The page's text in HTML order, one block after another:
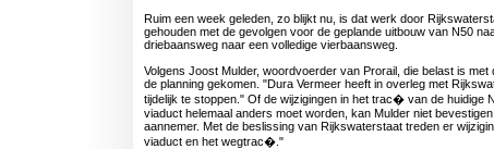
Ruim een week geleden, zo blijkt nu, is dat werk door
gehouden met de gevolgen voor de geplande uitbouw van N50
driebaansweg naar een volledige vierbaansweg.
Volgens Joost Mulder, woordvoerder van Prorail, die belast is
de planning gekomen. "Dura Vermeer heeft in overleg met
tijdelijk te stoppen." Of de wijzigingen in het trac� van de huidige
viaduct helemaal anders moet worden, kan Mulder niet
aannemer. Met de beslissing van Rijkswaterstaat treden er
viaduct en het wegtrac�."